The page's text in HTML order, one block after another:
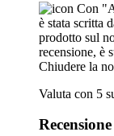
Con
è stata scritta
prodotto sul
recensione, è
Chiudere la
Valuta con 5